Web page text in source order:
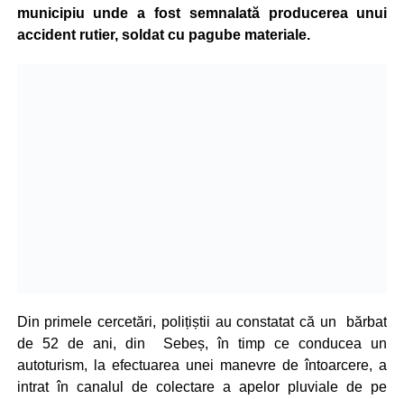
municipiu unde a fost semnalată producerea unui
accident rutier, soldat cu pagube materiale.
Din primele cercetări, polițiștii au constatat că un bărbat
de 52 de ani, din Sebeș, în timp ce conducea un
autoturism, la efectuarea unei manevre de întoarcere, a
intrat în canalul de colectare a apelor pluviale de pe